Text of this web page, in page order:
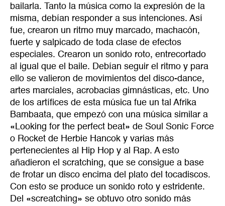
bailarla. Tanto la música como la expresión de la
misma, debían responder a sus intenciones. Así
fue, crearon un ritmo muy marcado, machacón,
fuerte y salpicado de toda clase de efectos
especiales. Crearon un sonido roto, entrecortado
al igual que el baile. Debían seguir el ritmo y para
ello se valieron de movimientos del disco-dance,
artes marciales, acrobacias gimnásticas, etc. Uno
de los artífices de esta música fue un tal Afrika
Bambaata, que empezó con una música similar a
«Looking for the perfect beat» de Soul Sonic Force
o Rocket de Herbie Hancok y varias más
pertenecientes al Hip Hop y al Rap. A esto
añadieron el scratching, que se consigue a base
de frotar un disco encima del plato del tocadiscos.
Con esto se produce un sonido roto y estridente.
Del «screatching» se obtuvo otro sonido más